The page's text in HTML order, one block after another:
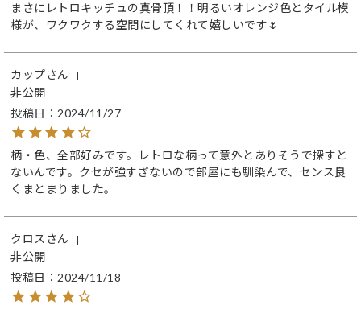
まさにレトロキッチュの真骨頂！！明るいオレンジ色とタイル模
様が、ワクワクする空間にしてくれて嬉しいです🌷
カップ
非公開
投稿日
2024/11/27
柄・色、全部好みです。レトロな柄って意外とありそうで探すと
ないんです。クセが強すぎないので部屋にも馴染んで、センス良
くまとまりました。
クロス
非公開
投稿日
2024/11/18